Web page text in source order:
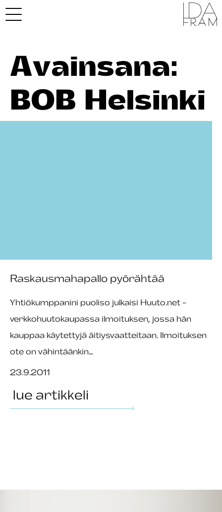
Avainsana:
BOB Helsinki
Raskausmahapallo pyörähtää
Yhtiökumppanini puoliso julkaisi Huuto.net -
verkkohuutokaupassa ilmoituksen, jossa hän
kauppaa käytettyjä äitiysvaatteitaan. Ilmoituksen
ote on vähintäänkin…
23.9.2011
lue artikkeli